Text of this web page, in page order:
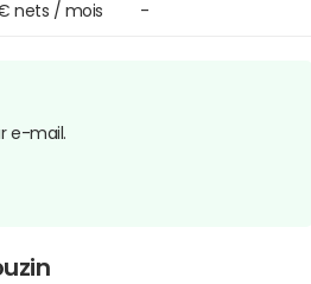
€ nets / mois -
e-mail.